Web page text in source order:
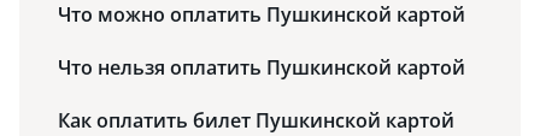
Что можно оплатить Пушкинской картой
Что нельзя оплатить Пушкинской картой
Как оплатить билет Пушкинской картой